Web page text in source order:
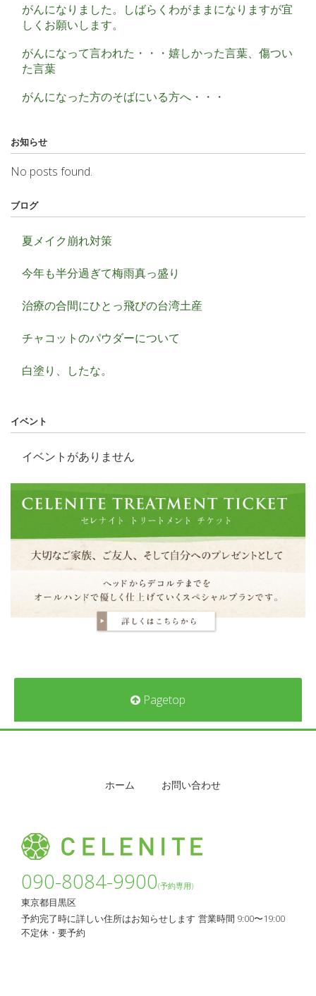
がんになりました。しばらくわがままになりますが宜
しくお願いします。
がんになって言われた・・・嬉しかった言葉、傷つい
た言葉
がんになった方のそばにいる方へ・・・
お知らせ
No posts found.
ブログ
夏メイク崩れ対策
今年も半分過ぎて梅雨真っ盛り
治療の合間にひとっ飛びの台湾土産
チャコットのパウダーについて
白塗り、したな。
イベント
イベントがありません
Pagetop
ホーム お問い合わせ
090-8084-9900(予約専用)
東京都目黒区
予約完了時に詳しい住所はお知らせします 営業時間 9:00〜19:00
不定休・要予約